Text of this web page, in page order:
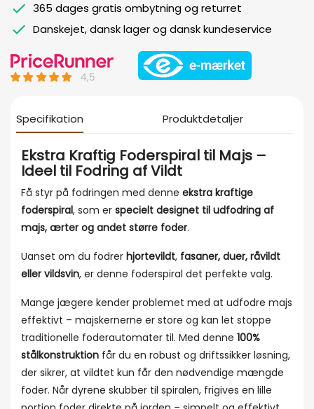
365 dages gratis ombytning og returret
Danskejet, dansk lager og dansk kundeservice
Specifikation Produktdetaljer
Ekstra Kraftig Foderspiral til Majs –
Ideel til Fodring af Vildt
Få styr på fodringen med denne ekstra kraftige
foderspiral, som er specielt designet til udfodring af
majs, ærter og andet større foder.
Uanset om du fodrer hjortevildt, fasaner, duer, råvildt
eller vildsvin, er denne foderspiral det perfekte valg.
Mange jægere kender problemet med at udfodre majs
effektivt – majskernerne er store og kan let stoppe
traditionelle foderautomater til. Med denne 100%
stålkonstruktion får du en robust og driftssikker løsning,
der sikrer, at vildtet kun får den nødvendige mængde
foder. Når dyrene skubber til spiralen, frigives en lille